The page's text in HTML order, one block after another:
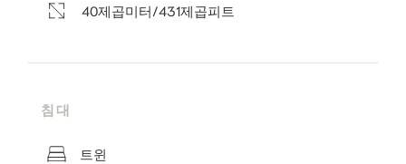
40제곱미터/431제곱피트
침대
트윈